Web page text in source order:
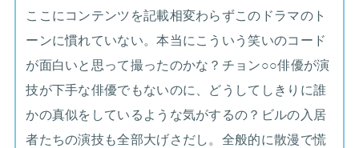
ここにコンテンツを記載相変わらずこのドラマのト
ーンに慣れていない。本当にこういう笑いのコード
が面白いと思って撮ったのかな？チョン○○俳優が演
技が下手な俳優でもないのに、どうしてしきりに誰
かの真似をしているような気がするの？ビルの入居
者たちの演技も全部大げさだし。全般的に散漫で慌